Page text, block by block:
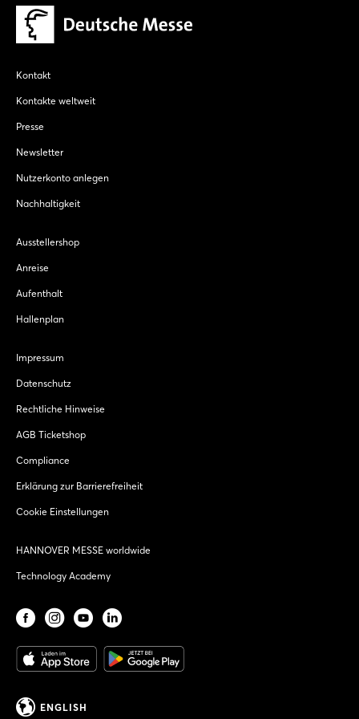
Kontakt
Kontakte weltweit
Presse
Newsletter
Nutzerkonto anlegen
Nachhaltigkeit
Ausstellershop
Anreise
Aufenthalt
Hallenplan
Impressum
Datenschutz
Rechtliche Hinweise
AGB Ticketshop
Compliance
Erklärung zur Barrierefreiheit
Cookie Einstellungen
HANNOVER MESSE worldwide
Technology Academy
ENGLISH